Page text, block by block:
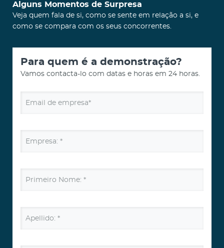
Para quem é a demonstração?
Vamos contacta-lo com datas e horas em 24 horas.
Email de empresa*
Empresa: *
Primeiro Nome: *
Apellido: *
Alguns Momentos de Surpresa
Veja quem fala de si, como se sente em relação a si, e
como se compara com os seus concorrentes.